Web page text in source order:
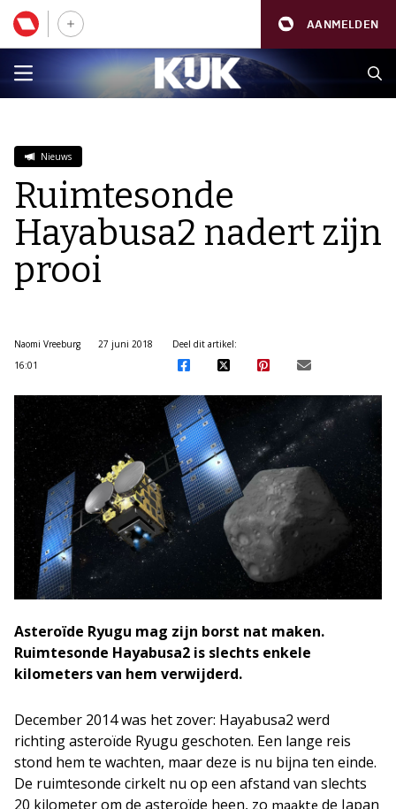
AANMELDEN
Nieuws
Ruimtesonde
Hayabusa2 nadert zijn
prooi
Naomi Vreeburg
27 juni 2018
16:01
Deel dit artikel:
Asteroïde Ryugu mag zijn borst nat maken.
Ruimtesonde Hayabusa2 is slechts enkele
kilometers van hem verwijderd.
December 2014 was het zover: Hayabusa2 werd
richting asteroïde Ryugu geschoten. Een lange reis
stond hem te wachten, maar deze is nu bijna ten einde.
De ruimtesonde cirkelt nu op een afstand van slechts
20 kilometer om de asteroïde heen, zo maakte de Japan